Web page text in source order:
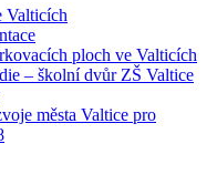
Valticích
ploch ve Valticích
– školní dvůr ZŠ Valtice
města Valtice pro